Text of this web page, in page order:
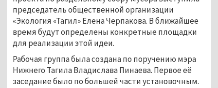
председатель общественной организации
«Экология «Тагил» Елена Черпакова. В ближайшее
время будут определены конкретные площадки
для реализации этой идеи.
Рабочая группа была создана по поручению мэра
Нижнего Тагила Владислава Пинаева. Первое её
заседание было по большей части установочным.